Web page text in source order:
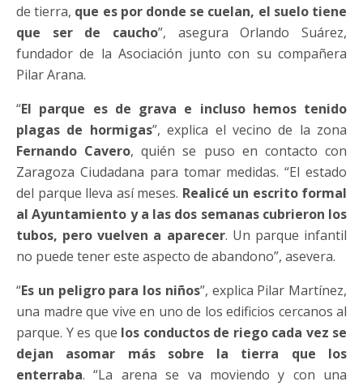
de tierra, que es por donde se cuelan, el suelo tiene
que ser de caucho”, asegura Orlando Suárez,
fundador de la Asociación junto con su compañera
Pilar Arana.
“El parque es de grava e incluso hemos tenido
plagas de hormigas”, explica el vecino de la zona
Fernando Cavero, quién se puso en contacto con
Zaragoza Ciudadana para tomar medidas. “El estado
del parque lleva así meses. Realicé un escrito formal
al Ayuntamiento y a las dos semanas cubrieron los
tubos, pero vuelven a aparecer. Un parque infantil
no puede tener este aspecto de abandono”, asevera.
“Es un peligro para los niños”, explica Pilar Martínez,
una madre que vive en uno de los edificios cercanos al
parque. Y es que los conductos de riego cada vez se
dejan asomar más sobre la tierra que los
enterraba. “La arena se va moviendo y con una